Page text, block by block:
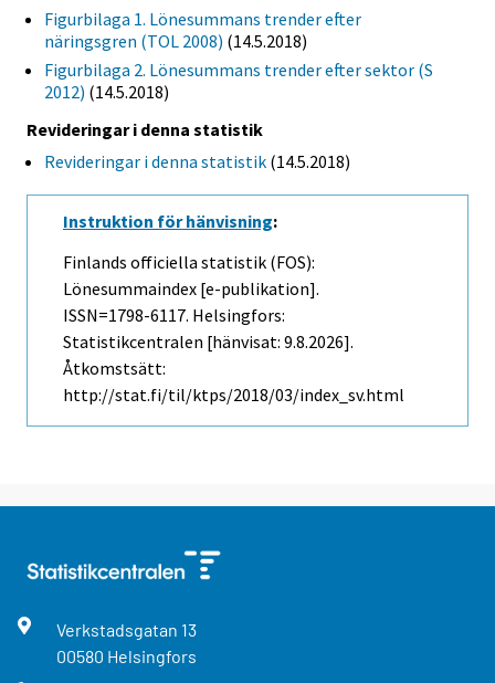
Figurbilaga 1. Lönesummans trender efter
näringsgren (TOL 2008) (14.5.2018)
Figurbilaga 2. Lönesummans trender efter sektor (S
2012) (14.5.2018)
Revideringar i denna statistik
Revideringar i denna statistik (14.5.2018)
Instruktion för hänvisning:
Finlands officiella statistik (FOS):
Lönesummaindex [e-publikation].
ISSN=1798-6117. Helsingfors:
Statistikcentralen [hänvisat: 9.8.2026].
Åtkomstsätt:
http://stat.fi/til/ktps/2018/03/index_sv.html
Verkstadsgatan 13
00580 Helsingfors